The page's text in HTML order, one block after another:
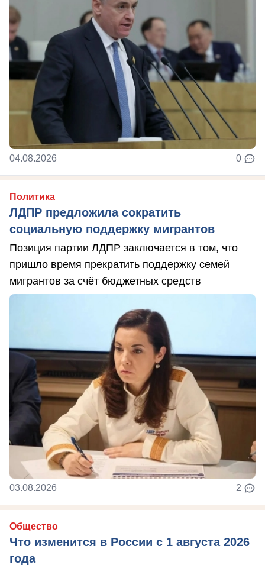
04.08.2026 0
Политика
ЛДПР предложила сократить
социальную поддержку мигрантов
Позиция партии ЛДПР заключается в том, что
пришло время прекратить поддержку семей
мигрантов за счёт бюджетных средств
03.08.2026 2
Общество
Что изменится в России с 1 августа 2026
года